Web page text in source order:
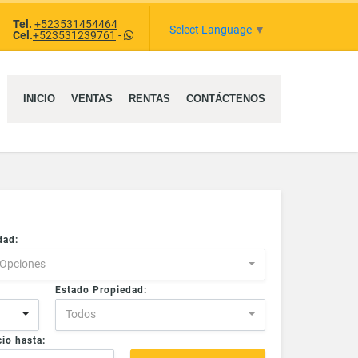
Tel. +523531454464
Cel.+523531239761 - Select Language ▼
INICIO VENTAS RENTAS CONTÁCTENOS
Estado Propiedad:
Todos
hasta: